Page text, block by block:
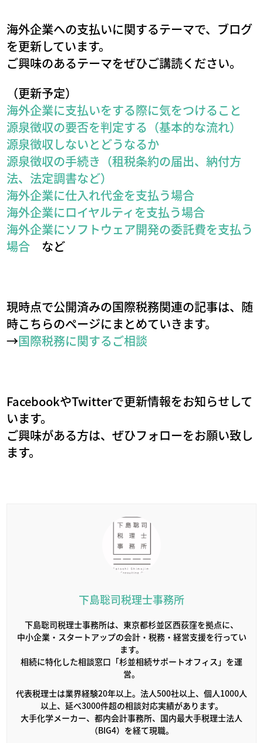
海外企業への支払いに関するテーマで、ブログ
を更新しています。
ご興味のあるテーマをぜひご講読ください。
（更新予定）
海外企業に支払いをする際に気をつけること
源泉徴収の要否を判定する（基本的な流れ）
源泉徴収しないとどうなるか
源泉徴収の手続き（租税条約の届出、納付方
法、法定調書など）
海外企業に仕入れ代金を支払う場合
海外企業にロイヤルティを支払う場合
海外企業にソフトウェア開発の委託費を支払う
場合 など
現時点で公開済みの国際税務関連の記事は、随
時こちらのページにまとめていきます。
→国際税務に関するご相談
FacebookやTwitterで更新情報をお知らせして
います。
ご興味がある方は、ぜひフォローをお願い致し
ます。
下島聡司税理士事務所
下島聡司税理士事務所は、東京都杉並区西荻窪を拠点に、
中小企業・スタートアップの会計・税務・経営支援を行ってい
ます。
相続に特化した相談窓口「杉並相続サポートオフィス」を運
営。
代表税理士は業界経験20年以上。法人500社以上、個人1000人
以上、延べ3000件超の相談対応実績があります。
大手化学メーカー、都内会計事務所、国内最大手税理士法人
（BIG4）を経て現職。